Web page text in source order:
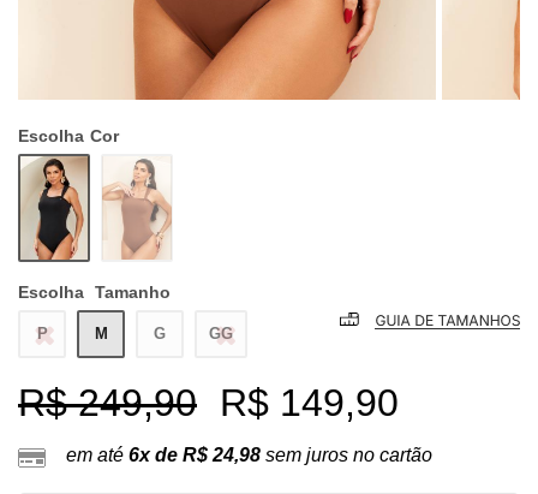
Escolha Cor
Escolha Tamanho
P M G GG
R$ 249,90 R$ 149,90
em até 6x de R$ 24,98 sem juros no cartão